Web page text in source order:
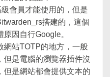
會員才能使用的，但是
搭建的，這個
因自行Google。
網站TOTP的地方，一般
但是電腦的瀏覽器插件沒
但是網站都會提供文本的